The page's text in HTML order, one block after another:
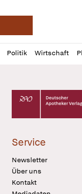
Deutsche
Politik Wirtschaft
Profil
öffnen
Daz
Pur
Deutscher
Service
Newsletter
Über uns
Kontakt